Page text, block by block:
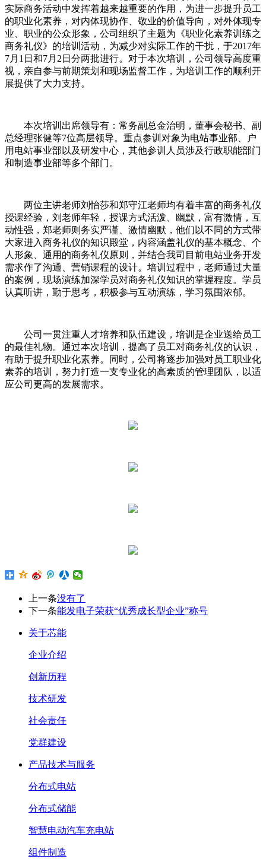
实际商务活动中发挥着越来越重要的作用，为进一步提升员工
的职业化素养，对内体现协作、敬业的价值导向，对外体现专
业、职业的公众形象，公司组织了主题为《职业化素养训练之
商务礼仪》的培训活动，为减少对实际工作的干扰，于2017年
7月1日和7月2日分两批进行。对于本次培训，公司领导高度重
视，亲自参与前期策划和现场监督工作，为培训工作的顺利开
展提供了大力支持。
本次培训出席领导有：常务副总金治明，董事会秘书、副
总经理张健等7位高层领导。重点参训对象为电站事业部、户
用电站事业部以及研发中心，其他参训人员涉及行政职能部门
和制造事业部等多个部门。
两位主讲老师刘怡莎和郑守江老师均有着丰富的商务礼仪
授课经验，刘老师年轻，授课方式活泼、幽默，富有激情，互
动性强，郑老师则务实严谨、激情幽默，他们以不同的方式带
大家进入商务礼仪的知识殿堂，内容涵盖礼仪的基本概念、个
人形象、通用的商务礼仪原则，并结合我司目前电站业务开发
需求作了沟通、营销课程的设计。培训过程中，老师通过大量
的案例，现场演练加深学员对商务礼仪知识的掌握程度。学员
认真听讲，勤于思考，积极参与互动演练，学习氛围浓郁。
公司一贯注重人才培养和队伍建设，培训是企业送给员工
的最佳礼物。通过本次培训，提高了员工对商务礼仪的认识，
有助于提升职业化素养。同时，公司将逐步加强对员工职业化
素养的培训，努力打造一支专业化的高素质的管理团队，以适
应公司更高的发展需求。
上一条没有了
下一条能发电子荣获“优秀成长型企业”称号
关于芯能
企业介绍
创新历程
技术研发
社会责任
党群建设
产品技术与服务
分布式电站
分布式储能
智慧电动汽车充电站
组件制造